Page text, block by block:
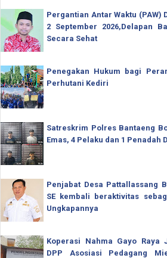
Pergantian Antar Waktu (PAW)
2 September 2026,Delapan
Secara Sehat
Penegakan Hukum bagi
Perhutani Kediri
Satreskrim Polres Bantaeng
Emas, 4 Pelaku dan 1 Penadah
Penjabat Desa Pattallassang
SE kembali beraktivitas
Ungkapannya
Koperasi Nahma Gayo Raya
DPP Asosiasi Pedagang